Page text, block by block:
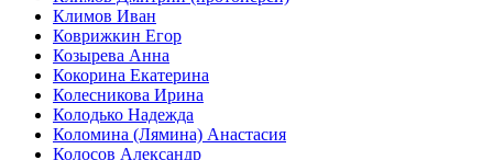
Климов Иван
Коврижкин Егор
Козырева Анна
Кокорина Екатерина
Колесникова Ирина
Колодько Надежда
Коломина (Лямина) Анастасия
Колосов Александр